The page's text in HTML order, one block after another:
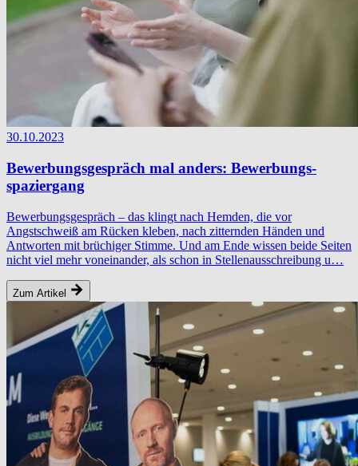
30.10.2023
Bewerbungs­gespräch mal anders: Bewerbungs­
spaziergang
Bewerbungsgespräch – das klingt nach Hemden, die vor
Angstschweiß am Rücken kleben, nach zitternden Händen und
Antworten mit brüchiger Stimme. Und am Ende wissen beide Seiten
nicht viel mehr voneinander, als schon in Stellenausschreibung u…
Zum Artikel